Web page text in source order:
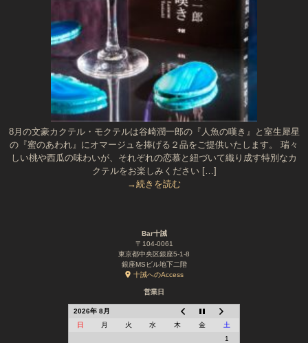
8月の文豪カクテル・モクテルは谷崎潤一郎の『人魚の嘆き』と室生犀星
の『蜜のあわれ』にオマージュを捧げる２品をご提供いたします。 瑞々
しい桃や西瓜の味わいが、それぞれの恋慕と紐づいて織り成す特別なカ
クテルをお楽しみください […]
→続きを読む
Bar十誡
〒104-0061
東京都中央区銀座5-1-8
銀座MSビル地下二階
十誡へのAccess
営業日
2026年 8月
日
月 火 水 木 金
土
1